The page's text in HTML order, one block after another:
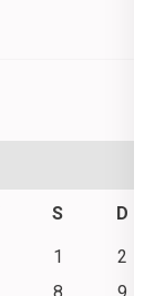
S D
1
2